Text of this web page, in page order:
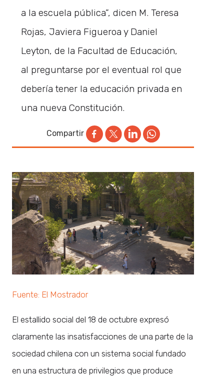
a la escuela pública”, dicen M. Teresa
Rojas, Javiera Figueroa y Daniel
Leyton, de la Facultad de Educación,
al preguntarse por el eventual rol que
debería tener la educación privada en
una nueva Constitución.
Compartir
Fuente: El Mostrador
El estallido social del 18 de octubre expresó
claramente las insatisfacciones de una parte de la
sociedad chilena con un sistema social fundado
en una estructura de privilegios que produce